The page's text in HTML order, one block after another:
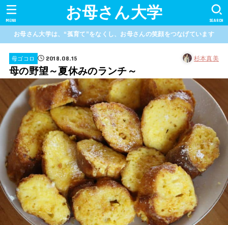
お母さん大学 SEARCH
MENU
お母さん大学は、“孤育て”をなくし、お母さんの笑顔をつなげています
母ゴコロ 2018.08.15 杉本真美
母の野望～夏休みのランチ～